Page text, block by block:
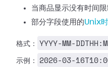
当商品显示没有时间
部分字段使用的Unix
格式： YYYY-MM-
示例： 2026-03-